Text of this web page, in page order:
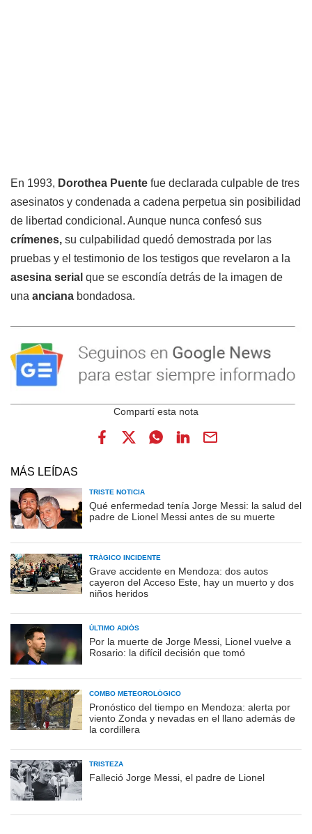
En 1993, Dorothea Puente fue declarada culpable de tres
asesinatos y condenada a cadena perpetua sin posibilidad
de libertad condicional. Aunque nunca confesó sus
crímenes, su culpabilidad quedó demostrada por las
pruebas y el testimonio de los testigos que revelaron a la
asesina serial que se escondía detrás de la imagen de
una anciana bondadosa.
MÁS LEÍDAS
TRISTE NOTICIA
Qué enfermedad tenía Jorge Messi: la salud del
padre de Lionel Messi antes de su muerte
TRÁGICO INCIDENTE
Grave accidente en Mendoza: dos autos
cayeron del Acceso Este, hay un muerto y dos
niños heridos
ÚLTIMO ADIÓS
Por la muerte de Jorge Messi, Lionel vuelve a
Rosario: la difícil decisión que tomó
COMBO METEOROLÓGICO
Pronóstico del tiempo en Mendoza: alerta por
viento Zonda y nevadas en el llano además de
la cordillera
TRISTEZA
Falleció Jorge Messi, el padre de Lionel